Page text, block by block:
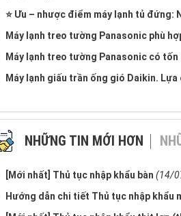
⭐ Ưu – nhược điểm máy lạnh tủ đứng:
Máy lạnh treo tường Panasonic phù
Máy lạnh treo tường Panasonic có
Máy lạnh giấu trần ống gió Daikin.
NHỮNG TIN MỚI HƠN
[Mới nhất] Thủ tục nhập khẩu bàn (14/
Hướng dẫn chi tiết Thủ tục nhập khẩu